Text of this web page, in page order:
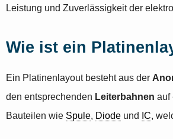
Leistung und Zuverlässigkeit der
Wie ist ein
Ein Platinenlayout besteht aus der
den entsprechenden Leiterbahnen auf
Bauteilen wie Spule, Diode und IC,